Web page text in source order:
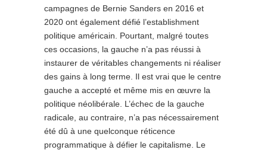
campagnes de Bernie Sanders en 2016 et
2020 ont également défié l’establishment
politique américain. Pourtant, malgré toutes
ces occasions, la gauche n’a pas réussi à
instaurer de véritables changements ni réaliser
des gains à long terme. Il est vrai que le centre
gauche a accepté et même mis en œuvre la
politique néolibérale. L’échec de la gauche
radicale, au contraire, n’a pas nécessairement
été dû à une quelconque réticence
programmatique à défier le capitalisme. Le